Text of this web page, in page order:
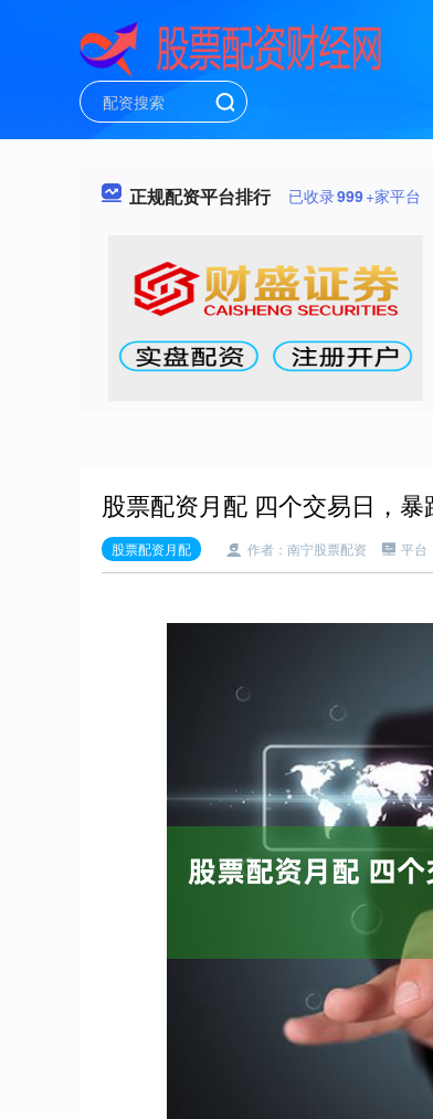
正规配资平台排行 已收录999+家平台
股票配资月配 四个交易日，
股票配资月配 作者：南宁股票配资 平台